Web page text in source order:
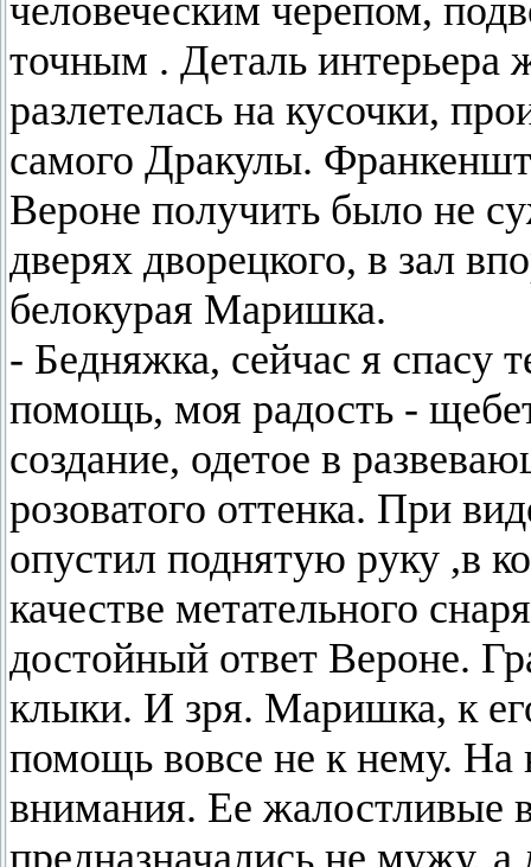
человеческим черепом,
точным . Деталь интерьера
разлетелась на кусочки,
самого Дракулы.
Вероне получить было не
дверях дворецкого, в зал
белокурая Маришка.
- Бедняжка, сейчас я спасу
помощь, моя радость -
создание, одетое в
розоватого оттенка. При
опустил поднятую руку ,в
качестве метательного
достойный ответ Вероне.
клыки. И зря. Маришка, к
помощь вовсе не к нему. На
внимания. Ее жалостливые